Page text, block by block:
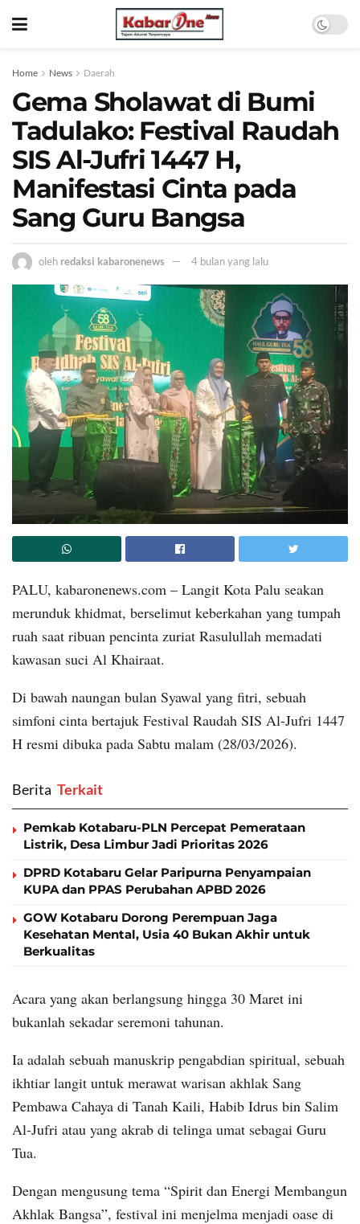
Home News Daerah
Gema Sholawat di Bumi
Tadulako: Festival Raudah
SIS Al-Jufri 1447 H,
Manifestasi Cinta pada
Sang Guru Bangsa
oleh redaksi kabaronenews 4 bulan yang lalu
PALU, kabaronenews.com – Langit Kota Palu seakan
merunduk khidmat, berselimut keberkahan yang tumpah
ruah saat ribuan pencinta zuriat Rasulullah memadati
kawasan suci Al Khairaat.
Di bawah naungan bulan Syawal yang fitri, sebuah
simfoni cinta bertajuk Festival Raudah SIS Al-Jufri 1447
H resmi dibuka pada Sabtu malam (28/03/2026).
Berita ‎ Terkait
Pemkab Kotabaru-PLN Percepat Pemerataan
Listrik, Desa Limbur Jadi Prioritas 2026
DPRD Kotabaru Gelar Paripurna Penyampaian
KUPA dan PPAS Perubahan APBD 2026
GOW Kotabaru Dorong Perempuan Jaga
Kesehatan Mental, Usia 40 Bukan Akhir untuk
Berkualitas
Acara yang akan berlangsung hingga 30 Maret ini
bukanlah sekadar seremoni tahunan.
Ia adalah sebuah manuskrip pengabdian spiritual, sebuah
ikhtiar langit untuk merawat warisan akhlak Sang
Pembawa Cahaya di Tanah Kaili, Habib Idrus bin Salim
Al-Jufri atau yang akrab di telinga umat sebagai Guru
Tua.
Dengan mengusung tema “Spirit dan Energi Membangun
Akhlak Bangsa”, festival ini menjelma menjadi oase di